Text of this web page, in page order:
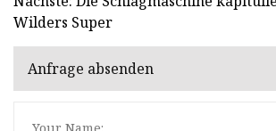
Wilders Super
Anfrage absenden